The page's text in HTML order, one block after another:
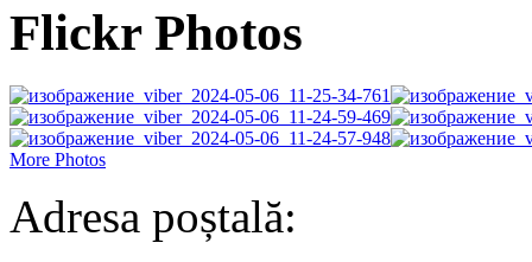
Flickr Photos
More Photos
Adresa poștală: